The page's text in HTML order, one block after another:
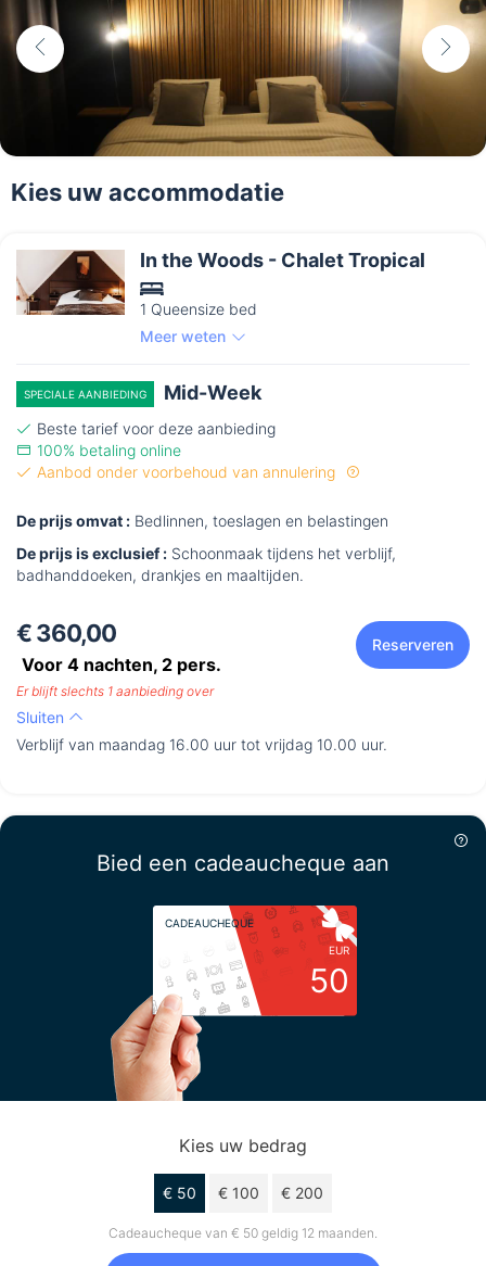
Kies uw accommodatie
In the Woods - Chalet Tropical
1 Queensize bed
Meer weten
SPECIALE AANBIEDING Mid-Week
Beste tarief voor deze aanbieding
100% betaling online
Aanbod onder voorbehoud van annulering
De prijs omvat : Bedlinnen, toeslagen en belastingen
De prijs is exclusief : Schoonmaak tijdens het verblijf,
badhanddoeken, drankjes en maaltijden.
€ 360,00
Voor 4 nachten, 2 pers.
Reserveren
Er blijft slechts 1 aanbieding over
Sluiten
Verblijf van maandag 16.00 uur tot vrijdag 10.00 uur.
Bied een cadeaucheque aan
CADEAUCHEQUE
EUR
50
Kies uw bedrag
€ 50 € 100 € 200
Cadeaucheque van € 50 geldig 12 maanden.